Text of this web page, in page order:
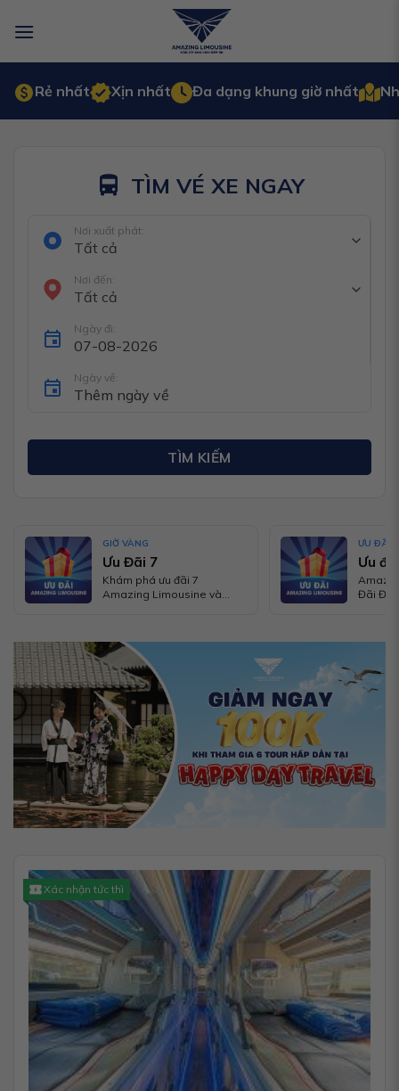
qua
Rẻ nhất
Xịn nhất Đa dạng khung giờ nhất
TÌM VÉ XE NGAY
Nơi xuất phát:
Tất cả
Nơi đến:
Tất cả
Ngày đi:
Ngày về:
TÌM KIẾM
GIỜ VÀNG
Ưu Đãi 7
Khám phá ưu đãi 7
Amazing Limousine và
ƯU ĐÃI
Ưu
Đãi Đặc
Xác nhận tức thì